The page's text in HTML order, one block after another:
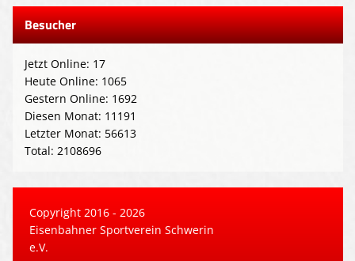
Besucher
Jetzt Online: 17
Heute Online: 1065
Gestern Online: 1692
Diesen Monat: 11191
Letzter Monat: 56613
Total: 2108696
Copyright 2016 - 2026
Eisenbahner Sportverein Schwerin
e.V.